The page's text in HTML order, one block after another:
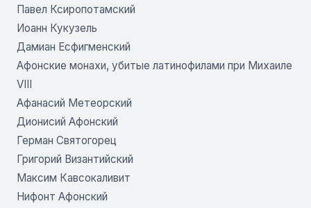
Павел Ксиропотамский
Иоанн Кукузель
Дамиан Есфигменский
Афонские монахи, убитые латинофилами при Михаиле
VIII
Афанасий Метеорский
Дионисий Афонский
Герман Святогорец
Григорий Византийский
Максим Кавсокаливит
Нифонт Афонский